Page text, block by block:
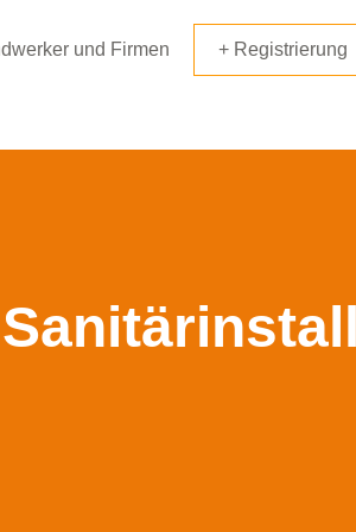
und Firmen + Registrierung